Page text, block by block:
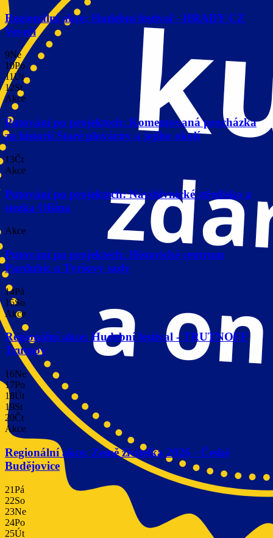
Regionální akce: Hudební festival - HRADY CZ
Veveří
9Ne
10Po
11Út
12St
Akce
Putování po projektech: Komentovaná procházka
za historií Staré plovárny a jejího okolí
13Čt
Akce
Putování po projektech: Návštěvnické středisko a
stezka Olšina
Akce
Putování po projektech: Historické centrum
Pardubic a Tyršovy sady
14Pá
15So
Akce
Regionální akce: Hudební festival - TRUTNOFF
Trutnov
16Ne
17Po
18Út
19St
20Čt
Akce
Regionální akce: Země živitelka 2026 - České
Budějovice
21Pá
22So
23Ne
24Po
25Út